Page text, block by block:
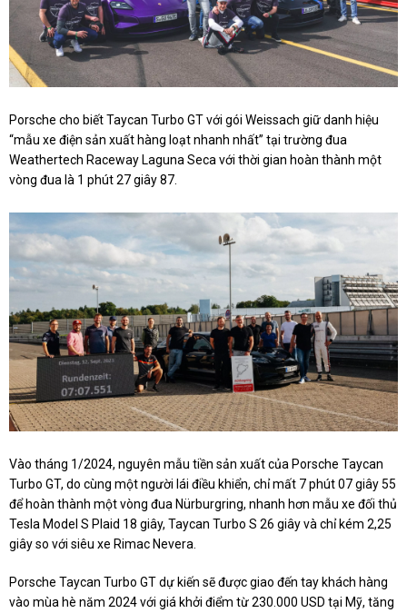
Porsche cho biết Taycan Turbo GT với gói Weissach giữ danh hiệu
“mẫu xe điện sản xuất hàng loạt nhanh nhất” tại trường đua
Weathertech Raceway Laguna Seca với thời gian hoàn thành một
vòng đua là 1 phút 27 giây 87.
Vào tháng 1/2024, nguyên mẫu tiền sản xuất của Porsche Taycan
Turbo GT, do cùng một người lái điều khiển, chỉ mất 7 phút 07 giây 55
để hoàn thành một vòng đua Nürburgring, nhanh hơn mẫu xe đối thủ
Tesla Model S Plaid 18 giây, Taycan Turbo S 26 giây và chỉ kém 2,25
giây so với siêu xe Rimac Nevera.
Porsche Taycan Turbo GT dự kiến ​​sẽ được giao đến tay khách hàng
vào mùa hè năm 2024 với giá khởi điểm từ 230.000 USD tại Mỹ, tăng